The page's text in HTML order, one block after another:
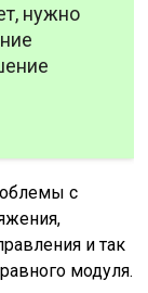
нужно
с
и так
модуля.